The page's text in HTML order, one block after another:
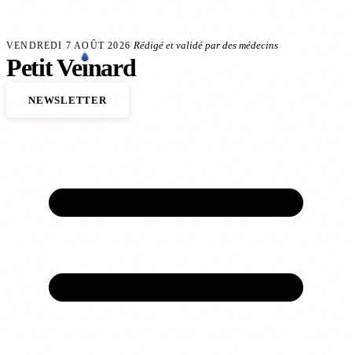
VENDREDI 7 AOÛT 2026 Rédigé et validé par des médecins
PetitVeınard
NEWSLETTER